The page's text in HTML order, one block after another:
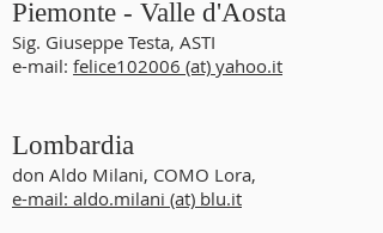
Piemonte - Valle d'Aosta
Sig. Giuseppe Testa, ASTI
e-mail: felice102006 (at) yahoo.it
Lombardia
don Aldo Milani, COMO Lora,
e-mail: aldo.milani (at) blu.it